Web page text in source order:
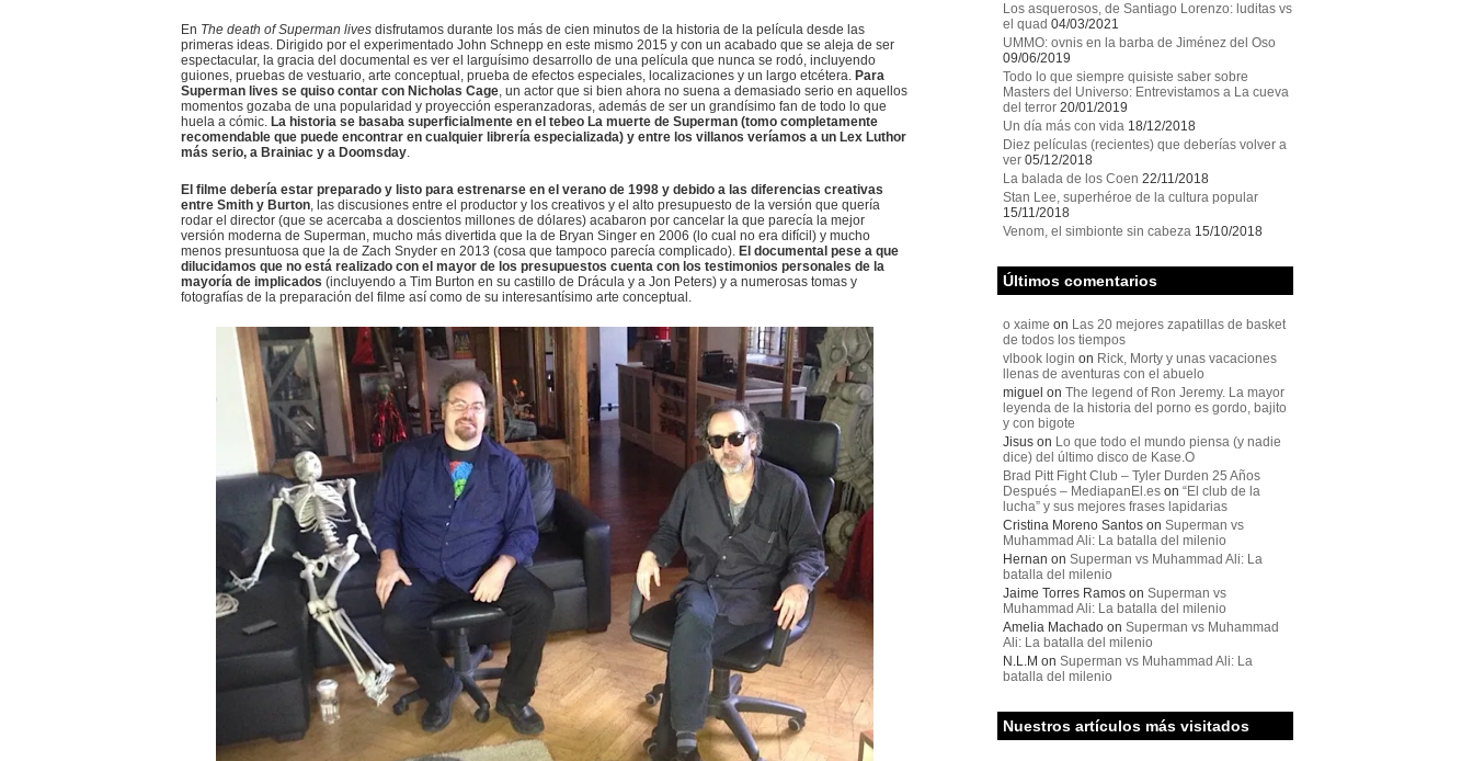
En The death of Superman livesdisfrutamos durante los más de cien minutos de la historia de la película desde las
primeras ideas. Dirigido por el experimentado John Schnepp en este mismo 2015 y con un acabado que se aleja de ser
espectacular, la gracia del documental es ver el larguísimo desarrollo de una película que nunca se rodó, incluyendo
guiones, pruebas de vestuario, arte conceptual, prueba de efectos especiales, localizaciones y un largo etcétera. Para
Superman lives se quiso contar con Nicholas Cage, un actor que si bien ahora no suena a demasiado serio en aquellos
momentos gozaba de una popularidad y proyección esperanzadoras, además de ser un grandísimo fan de todo lo que
huela a cómic. La historia se basaba superficialmente en el tebeo La muerte de Superman (tomo completamente
recomendable que puede encontrar en cualquier librería especializada) y entre los villanos veríamos a un Lex Luthor
más serio, a Brainiac y a Doomsday.
El filme debería estar preparado y listo para estrenarse en el verano de 1998 y debido a las diferencias creativas
entre Smith y Burton, las discusiones entre el productor y los creativos y el alto presupuesto de la versión que quería
rodar el director (que se acercaba a doscientos millones de dólares) acabaron por cancelar la que parecía la mejor
versión moderna de Superman, mucho más divertida que la de Bryan Singer en 2006 (lo cual no era difícil) y mucho
menos presuntuosa que la de Zach Snyder en 2013 (cosa que tampoco parecía complicado). El documental pese a que
dilucidamos que no está realizado con el mayor de los presupuestos cuenta con los testimonios personales de la
mayoría de implicados (incluyendo a Tim Burton en su castillo de Drácula y a Jon Peters) y a numerosas tomas y
fotografías de la preparación del filme así como de su interesantísimo arte conceptual.
Los asquerosos, de Santiago Lorenzo: luditas vs
el quad 04/03/2021
UMMO: ovnis en la barba de Jiménez del Oso
09/06/2019
Todo lo que siempre quisiste saber sobre
Masters del Universo: Entrevistamos a La cueva
del terror 20/01/2019
Un día más con vida 18/12/2018
Diez películas (recientes) que deberías volver a
ver 05/12/2018
La balada de los Coen 22/11/2018
Stan Lee, superhéroe de la cultura popular
15/11/2018
Venom, el simbionte sin cabeza 15/10/2018
Últimos comentarios
o xaime on Las 20 mejores zapatillas de basket
de todos los tiempos
vlbook login on Rick, Morty y unas vacaciones
llenas de aventuras con el abuelo
miguel on The legend of Ron Jeremy. La mayor
leyenda de la historia del porno es gordo, bajito
y con bigote
Jisuson Lo que todo el mundo piensa (y nadie
dice) del último disco de Kase.O
Brad Pitt Fight Club – Tyler Durden 25 Años
Después – MediapanEl.eson “El club de la
lucha” y sus mejores frases lapidarias
Cristina Moreno Santoson Superman vs
Muhammad Ali: La batalla del milenio
Hernan on Superman vs Muhammad Ali: La
batalla del milenio
Jaime Torres Ramoson Superman vs
Muhammad Ali: La batalla del milenio
Amelia Machadoon Superman vs Muhammad
Ali: La batalla del milenio
N.L.M on Superman vs Muhammad Ali: La
batalla del milenio
Nuestros artículos más visitados